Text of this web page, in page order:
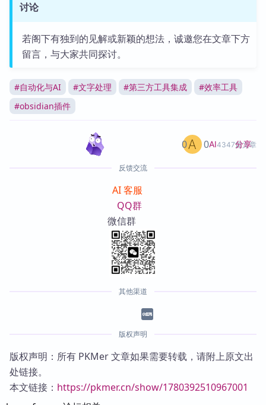
讨论
若阁下有独到的见解或新颖的想法，诚邀您在文章下方
留言，与大家共同探讨。
#自动化与AI #文字处理 #第三方工具集成 #效率工具
#obsidian插件
AI4347篇文章
0 0 分享
反馈交流
AI 客服
QQ群
微信群
其他渠道
版权声明
版权声明：所有 PKMer 文章如果需要转载，请附上原文出
处链接。
本文链接： https://pkmer.cn/show/1780392510967001